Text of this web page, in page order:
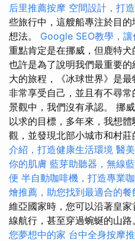
后里推薦按摩 空間設計，打
些旅行中，這艘船專注於目
想法。 Google SEO教學，
重點肯定是在挪威，但鹿特犬
也許是為了說明我們最重要
大的旅程，《冰球世界》是
非常享受自己，並且有不尋
景觀中，我們沒有承認。 挪
以求的目標，多年來，我想
觀，並發現北部小城市和村莊
介紹，打造健康生活環境 醫
你的肌膚 藍芽助聽器，無線
便 半自動咖啡機，打造專業
燴推薦，助您找到最適合的餐
維亞國家時，您可以沿著皇
線航行，甚至穿過蜿蜒的山路
您夢想中的家 台中全身按摩